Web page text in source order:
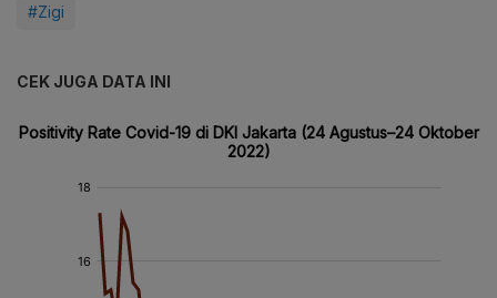
#Zigi
CEK JUGA DATA INI